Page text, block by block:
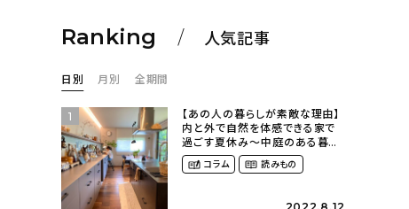
Ranking 人気記事
日別 月別 全期間
1
【あの人の暮らしが素敵な理由】
内と外で自然を体感できる家で
過ごす夏休み〜中庭のある暮ら
し（yume_2700さん）
コラム 読みもの